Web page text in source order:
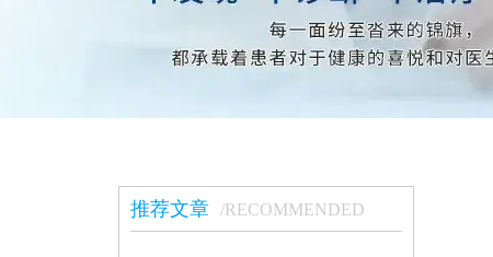
推荐文章 /RECOMMENDED